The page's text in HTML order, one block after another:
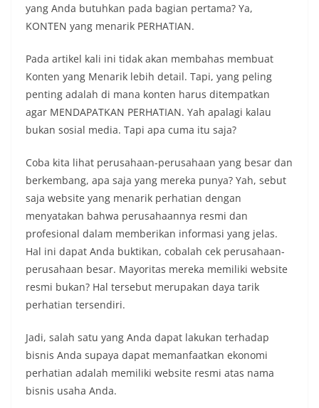
yang Anda butuhkan pada bagian pertama? Ya,
KONTEN yang menarik PERHATIAN.
Pada artikel kali ini tidak akan membahas membuat
Konten yang Menarik lebih detail. Tapi, yang peling
penting adalah di mana konten harus ditempatkan
agar MENDAPATKAN PERHATIAN. Yah apalagi kalau
bukan sosial media. Tapi apa cuma itu saja?
Coba kita lihat perusahaan-perusahaan yang besar dan
berkembang, apa saja yang mereka punya? Yah, sebut
saja website yang menarik perhatian dengan
menyatakan bahwa perusahaannya resmi dan
profesional dalam memberikan informasi yang jelas.
Hal ini dapat Anda buktikan, cobalah cek perusahaan-
perusahaan besar. Mayoritas mereka memiliki website
resmi bukan? Hal tersebut merupakan daya tarik
perhatian tersendiri.
Jadi, salah satu yang Anda dapat lakukan terhadap
bisnis Anda supaya dapat memanfaatkan ekonomi
perhatian adalah memiliki website resmi atas nama
bisnis usaha Anda.